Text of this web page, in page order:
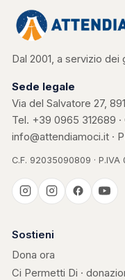
Dal 2001, a servizio dei
Sede legale
Via del Salvatore 27,
Tel. +39 0965 312689
info@attendiamoci.it ·
C.F. 92035090809 · P.IVA
Casa Kerigma
Sostieni
Dona ora
Ci Permetti Di ·